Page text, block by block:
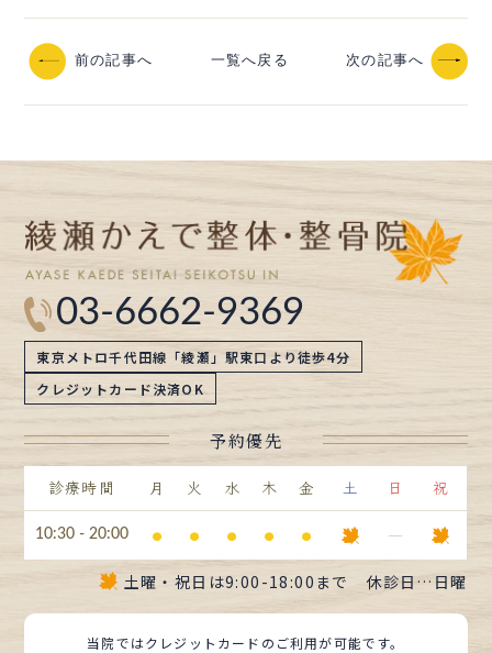
前の記事へ 一覧へ戻る 次の記事へ
03-6662-9369
東京メトロ千代田線「綾瀬」駅東口より徒歩4分
クレジットカード決済OK
予約優先
診療時間 月 火 水 木 金 土 日 祝
10:30 - 20:00 ⚫︎ ⚫︎ ⚫︎ ⚫︎ ⚫︎ ー
土曜・祝日は9:00-18:00まで 休診日…日曜
当院ではクレジットカードのご利用が可能です。